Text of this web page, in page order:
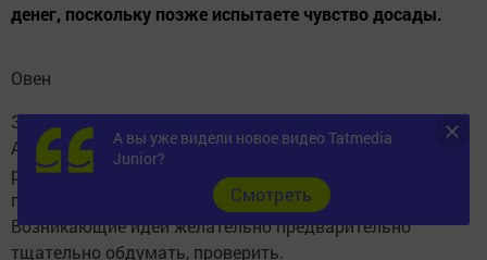
денег, поскольку позже испытаете чувство досады.
Овен
Звезды покровительствуют творческим Овнам.
Активность в бизнес-сфере приведёт к хорошим
результатам. Не будьте слишком доверчивы, не
позволяйте эмоциям доминировать над вами.
Возникающие идеи желательно предварительно
тщательно обдумать, проверить.
А вы уже видели новое видео Tatmedia
Junior?
Cмотреть